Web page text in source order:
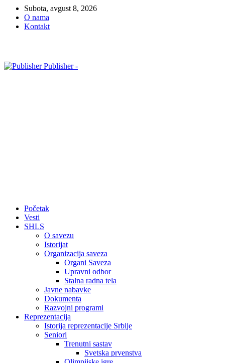
Subota, avgust 8, 2026
O nama
Kontakt
Publisher -
Početak
Vesti
SHLS
O savezu
Istorijat
Organizacija saveza
Organi Saveza
Upravni odbor
Stalna radna tela
Javne nabavke
Dokumenta
Razvojni programi
Reprezentacija
Istorija reprezentacije Srbije
Seniori
Trenutni sastav
Svetska prvenstva